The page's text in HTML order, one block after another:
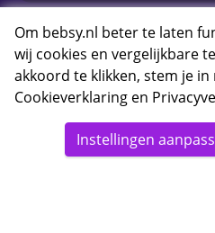
E-mail Bebsy.nl
© 2026 Bebsy.nl
Om bebsy.nl beter te laten
wij cookies en vergelijkbare
akkoord te klikken, stem je in
Cookieverklaring en
Instellingen